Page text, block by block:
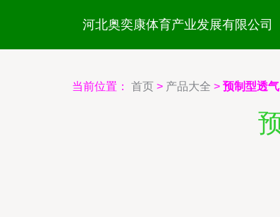
河北奥奕康体育产业发展有限公司
当前位置： 首页 > 产品大全 > 预制型透